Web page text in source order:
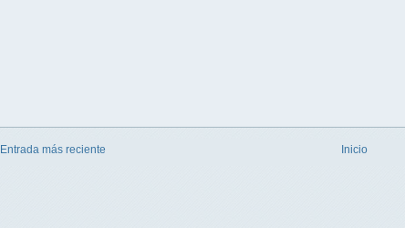
Entrada más reciente Inicio